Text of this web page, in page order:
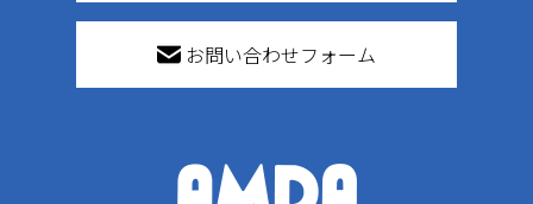
お問い合わせフォーム